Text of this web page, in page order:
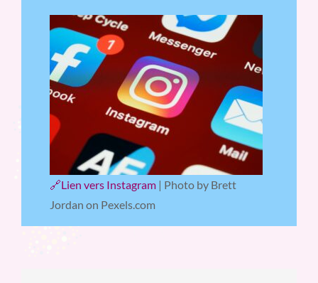
🔗Lien vers Instagram | Photo by Brett
Jordan on Pexels.com